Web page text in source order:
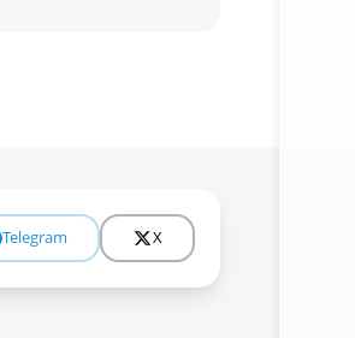
Telegram X